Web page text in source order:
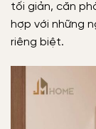
tối giản, căn
hợp với những
riêng biệt.